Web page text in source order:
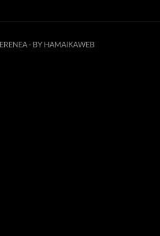
- BY HAMAIKAWEB